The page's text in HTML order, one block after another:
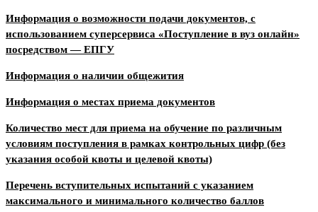
Информация о возможности подачи документов, с
использованием суперсервиса «Поступление в вуз онлайн»
посредством — ЕПГУ
Информация о наличии общежития
Информация о местах приема документов
Количество мест для приема на обучение по различным
условиям поступления в рамках контрольных цифр (без
указания особой квоты и целевой квоты)
Перечень вступительных испытаний с указанием
максимального и минимального количество баллов